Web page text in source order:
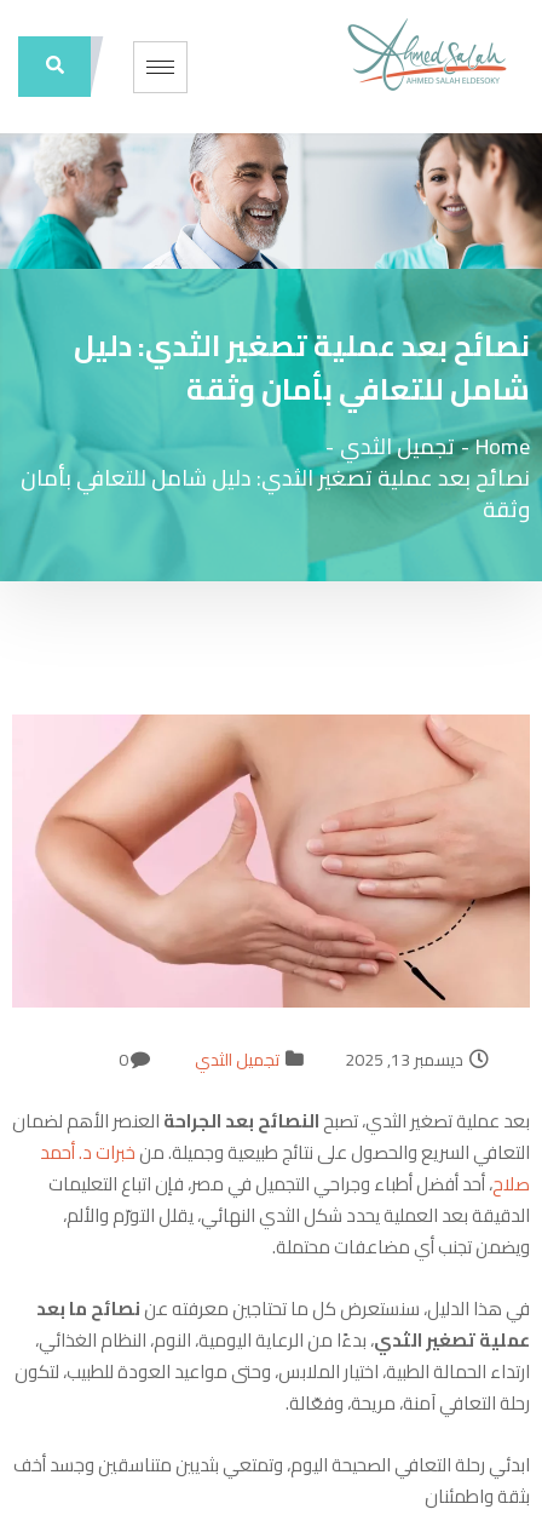
نصائح بعد عملية تصغير الثدي: دليل
شامل للتعافي بأمان وثقة
Home
-تجميل الثدي-
نصائح بعد عملية تصغير الثدي: دليل شامل للتعافي بأمان
وثقة
ديسمبر 13, 2025 تجميل الثدي 0
بعد عملية تصغير الثدي، تصبحالنصائح بعد الجراحةالعنصر الأهم لضمان
التعافي السريع والحصول على نتائج طبيعية وجميلة. منخبرات د. أحمد
صلاح، أحد أفضل أطباء وجراحي التجميل في مصر، فإن اتباع التعليمات
الدقيقة بعد العملية يحدد شكل الثدي النهائي، يقلل التورّم والألم،
ويضمن تجنب أي مضاعفات محتملة.
في هذا الدليل، سنستعرض كل ما تحتاجين معرفته عننصائح ما بعد
عملية تصغير الثدي، بدءًا من الرعاية اليومية، النوم، النظام الغذائي،
ارتداء الحمالة الطبية، اختيار الملابس، وحتى مواعيد العودة للطبيب، لتكون
رحلة التعافي آمنة، مريحة، وفعّالة.
ابدئي رحلة التعافي الصحيحة اليوم، وتمتعي بثديين متناسقين وجسد أخف
بثقة واطمئنان